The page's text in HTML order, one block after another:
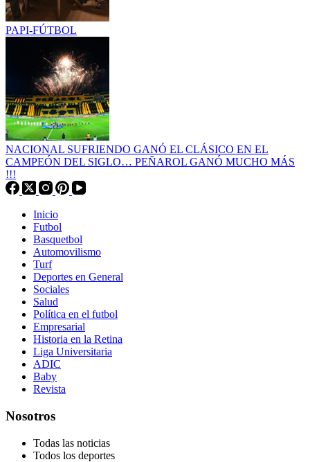
PAPI-FÚTBOL
NACIONAL SUFRIENDO GANÓ EL CLÁSICO EN EL
CAMPEÓN DEL SIGLO… PEÑAROL GANÓ MUCHO MÁS
!!!
Inicio
Futbol
Basquetbol
Automovilismo
Turf
Deportes en General
Sociales
Salud
Política en el futbol
Empresarial
Historia en la Retina
Liga Universitaria
ADIC
Baby
Revista
Nosotros
Todas las noticias
Todos los deportes